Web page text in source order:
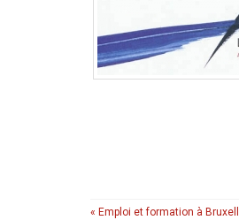
« Emploi et formation à